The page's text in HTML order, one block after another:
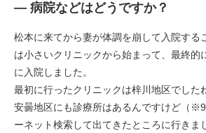
― 病院などはどうですか？
松本に来てから妻が体調を崩して入院する
は小さいクリニックから始まって、最終的
に入院しました。
最初に行ったクリニックは梓川地区でした
安曇地区にも診療所はあるんですけど（
ーネット検索して出てきたところに行きま